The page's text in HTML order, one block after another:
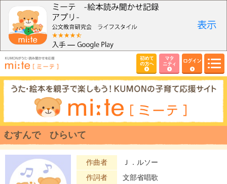
初めて
の方へ
マタ
ニティ
ログイン
むすんで ひらいて
作曲者
Ｊ．ルソー
作詞者
文部省唱歌